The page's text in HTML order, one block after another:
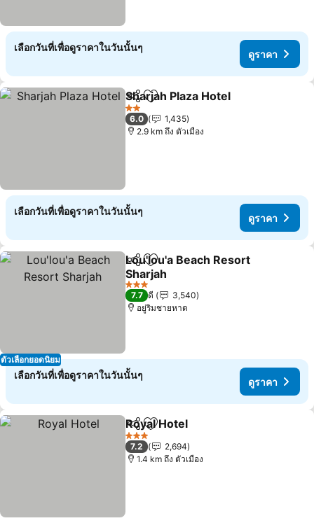
เลือกวันที่เพื่อดูราคาในวันนั้นๆ
ดูราคา
แชร์ เพิ่มในรายการโปรด
Sharjah Plaza Hotel
2 ดาว
6.0
1,435
2.9 km ถึง ตัวเมือง
เลือกวันที่เพื่อดูราคาในวันนั้นๆ
ดูราคา
ตัวเลือกยอดนิยม
แชร์ เพิ่มในรายการโปรด
Lou'lou'a Beach Resort
Sharjah
3 ดาว
7.7 ดี
3,540
อยู่ริมชายหาด
เลือกวันที่เพื่อดูราคาในวันนั้นๆ
ดูราคา
แชร์ เพิ่มในรายการโปรด
Royal Hotel
3 ดาว
7.2
2,694
1.4 km ถึง ตัวเมือง